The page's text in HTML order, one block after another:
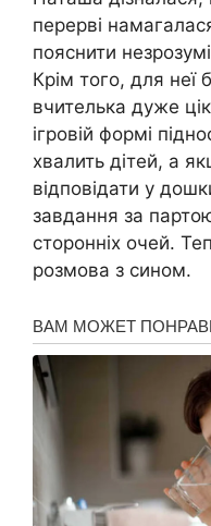
перерві
пояснити
Крім того, для неї
вчителька дуже
ігровій формі
хвалить дітей, а
відповідати у
завдання за
сторонніх очей.
розмова з сином.